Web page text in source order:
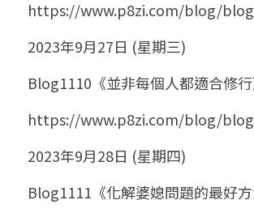
https://www.p8zi.com/blog/
2023年9月27日 (星期三)
Blog1110《並非每個人都適合修行
https://www.p8zi.com/blog/
2023年9月28日 (星期四)
Blog1111《化解婆媳問題的最好方